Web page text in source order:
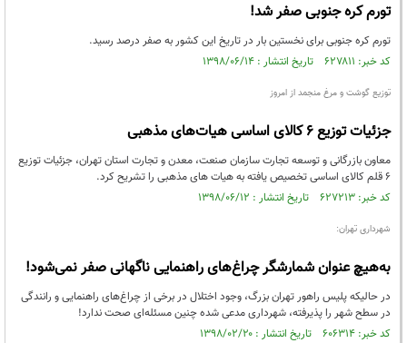
تورم کره جنوبی صفر شد!
تورم کره جنوبی برای نخستین بار در تاریخ این کشور به صفر درصد رسید.
کد خبر: ۶۲۷۸۱۱ تاریخ انتشار : ۱۳۹۸/۰۶/۱۴
توزیع گوشت و مرغ منجمد از امروز
جزئیات توزیع ۶ کالای اساسی هیات‌های مذهبی
معاون بازرگانی و توسعه تجارت سازمان صنعت، معدن و تجارت استان تهران، جزئیات توزیع
۶ قلم کالای اساسی تخصیص یافته به هیات های مذهبی را تشریح کرد.
کد خبر: ۶۲۷۲۱۳ تاریخ انتشار : ۱۳۹۸/۰۶/۱۲
شهرداری تهران:
به‌هیچ عنوان شمارشگر چراغ‌های راهنمایی ناگهانی صفر نمی‌شود!
در حالیکه پلیس راهور تهران بزرگ، وجود اختلال در برخی از چراغ‌های راهنمایی و رانندگی
در سطح شهر را پذیرفته، شهرداری مدعی شده چنین مسئله‌ای صحت ندارد!
کد خبر: ۶۰۶۳۱۴ تاریخ انتشار : ۱۳۹۸/۰۲/۲۰